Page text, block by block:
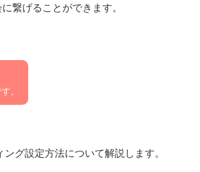
繋げることができます。
。
グ設定方法について解説します。